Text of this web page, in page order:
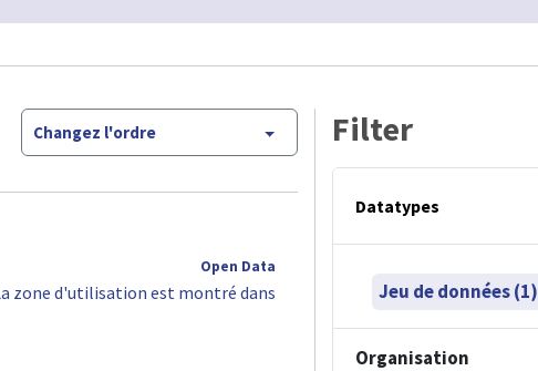
Changez l'ordre
Open Data
zone d'utilisation est montré dans
Filter
Datatypes
Jeu de données (1)
Organisation